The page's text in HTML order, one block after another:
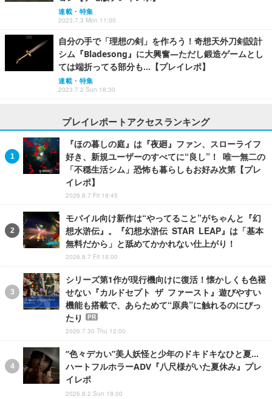
連載・特集
2023.7.3 Mon 11:00
自分の手で「理想の剣」を作ろう！奇想天外刀剣設計
シム『Bladesong』に大興奮―ただし鍛造ゲームとし
ては端折ってる部分も…【プレイレポ】
連載・特集
2023.7.2 Sun 18:30
プレイレポートアクセスランキング
『ほの暮しの庭』は『夜廻』ファン、スローライフ
好き、新規ユーザーのすべてに“良し”！ 唯一無二の
「不穏生活シム」恐怖も暮らしもお好み次第【プレ
イレポ】
2026.8.7 Fri 19:45
モバイル向け新作は“やってること”がちゃんと『幻
想水滸伝』。『幻想水滸伝 STAR LEAP』は「基本
無料だから」と舐めてかかれない仕上がり！
2026.8.7 Fri 18:00
シリーズ第1作が現行機向けに復活！懐かしくも色褪
せない『カルドセプト ザ ファースト』遊びやすい
機能も搭載で、あらためて“原典”に触れるのにぴっ
たり
PR
2026.7.30 Thu 12:00
“色々デカい”美人妖怪と少年のドキドキなひと夏…
ハートフルホラーADV『八尺様がいた夏休み』プレ
イレポ
2026.8.2 Sun 19:00